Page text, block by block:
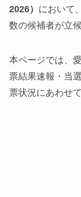
2026） において
数の候補者が立
本ページでは、
票結果速報・当
票状況にあわせ